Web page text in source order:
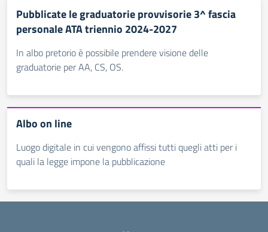
Pubblicate le graduatorie provvisorie 3^ fascia
personale ATA triennio 2024-2027
In albo pretorio è possibile prendere visione delle
graduatorie per AA, CS, OS.
Albo on line
Luogo digitale in cui vengono affissi tutti quegli atti per i
quali la legge impone la pubblicazione